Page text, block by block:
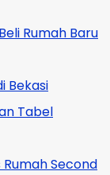
Rumah Baru
Bekasi
Tabel
Second